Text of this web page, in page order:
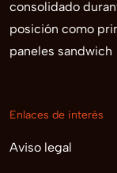
consolidado
posición como
paneles sandwich
Enlaces de interés
Aviso legal